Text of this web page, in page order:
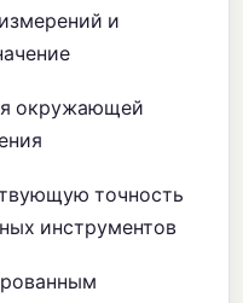
и
окружающей
точность
инструментов